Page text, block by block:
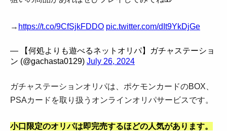
→ https://t.co/9CfSjkFDDO pic.twitter.com/dIt9YkDjGe
— 【何処よりも遊べるネットオリパ】ガチャステーショ
ン (@gachasta0129) July 26, 2024
ガチャステーションオリパは、ポケモンカードのBOX、
PSAカードを取り扱うオンラインオリパサービスです。
小口限定のオリパは即完売するほどの人気があります。